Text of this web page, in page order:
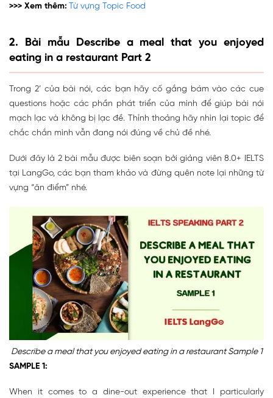
>>> Xem thêm: Từ vựng Topic Food
2. Bài mẫu Describe a meal that you enjoyed
eating in a restaurant Part 2
Trong 2’ của bài nói, các bạn hãy cố gắng bám vào các cue
questions hoặc các phần phát triển của mình để giúp bài nói
mạch lạc và không bị lạc đề. Thỉnh thoảng hãy nhìn lại topic để
chắc chắn mình vẫn đang nói đúng về chủ đề nhé.
Dưới đây là 2 bài mẫu được biên soạn bởi giảng viên 8.0+ IELTS
tại LangGo, các bạn tham khảo và đừng quên note lại những từ
vựng “ăn điểm” nhé.
Describe a meal that you enjoyed eating in a restaurant Sample 1
SAMPLE 1:
When it comes to a dine-out experience that I particularly